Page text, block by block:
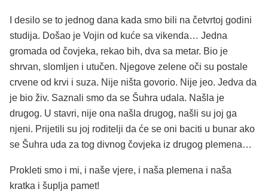
I desilo se to jednog dana kada smo bili na četvrtoj godini
studija. Došao je Vojin od kuće sa vikenda… Jedna
gromada od čovjeka, rekao bih, dva sa metar. Bio je
shrvan, slomljen i utučen. Njegove zelene oči su postale
crvene od krvi i suza. Nije ništa govorio. Nije jeo. Jedva da
je bio živ. Saznali smo da se Šuhra udala. Našla je
drugog. U stavri, nije ona našla drugog, našli su joj ga
njeni. Prijetili su joj roditelji da će se oni baciti u bunar ako
se Šuhra uda za tog divnog čovjeka iz drugog plemena…
Prokleti smo i mi, i naše vjere, i naša plemena i naša
kratka i šuplja pamet!